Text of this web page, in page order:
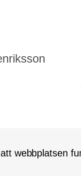
webbplatsen